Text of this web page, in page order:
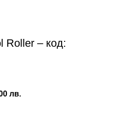
Roller – код:
лв.